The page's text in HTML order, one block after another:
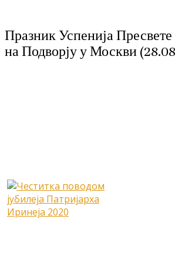
Празник Успенија
на Подворју у Москви